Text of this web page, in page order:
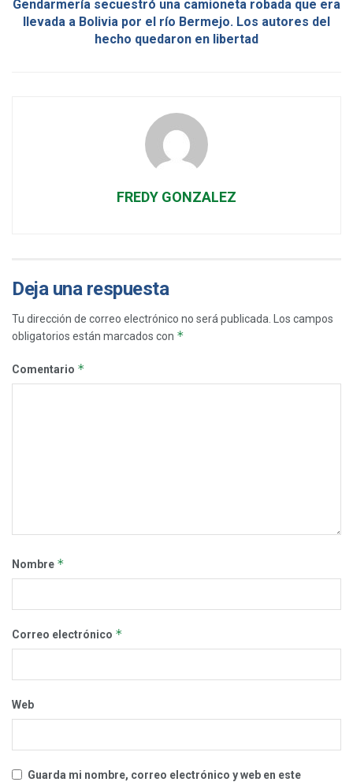
Gendarmería secuestró una camioneta robada que era
llevada a Bolivia por el río Bermejo. Los autores del
hecho quedaron en libertad
FREDY GONZALEZ
Deja una respuesta
Tu dirección de correo electrónico no será publicada. Los campos
obligatorios están marcados con *
Comentario *
Nombre *
Correo electrónico *
Web
Guarda mi nombre, correo electrónico y web en este